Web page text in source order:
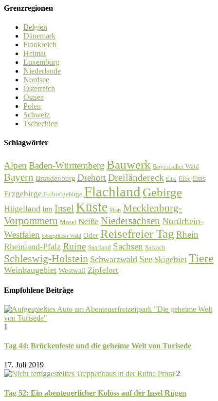
Grenzregionen
Belgien
Dänemark
Frankreich
Heimat
Luxemburg
Niederlande
Nordsee
Österreich
Ostsee
Polen
Schweiz
Tschechien
Schlagwörter
Alpen Baden-Württemberg Bauwerk Bayerischer Wald
Bayern Brandenburg DrehortDreiländereck Eifel Elbe Ems
Erzgebirge Fichtelgebirge Flachland Gebirge
Hügelland Inn Insel Küste Maas Mecklenburg-
Vorpommern Mosel Neiße Niedersachsen Nordrhein-
Westfalen Oberpfälzer Wald Oder Reisefreier Tag Rhein
Rheinland-Pfalz Ruine Saarland Sachsen Salzach
Schleswig-Holstein Schwarzwald See Skigebiet Tiere
Weinbaugebiet Westwall Zipfelort
Empfohlene Beiträge
1
Tag 44: Brückenfeste und die geheime Welt von Turisede
17. Juli 2019
2
Tag 52: Ein abenteuerlicher Koloss auf der Insel Rügen